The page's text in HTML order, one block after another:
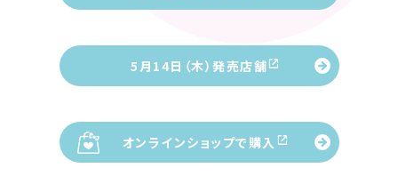
5月14日（木）発売店舗
オンラインショップで購入